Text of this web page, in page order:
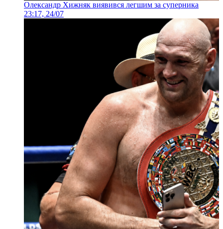
Олександр Хижняк виявився легшим за суперника
23:17, 24/07